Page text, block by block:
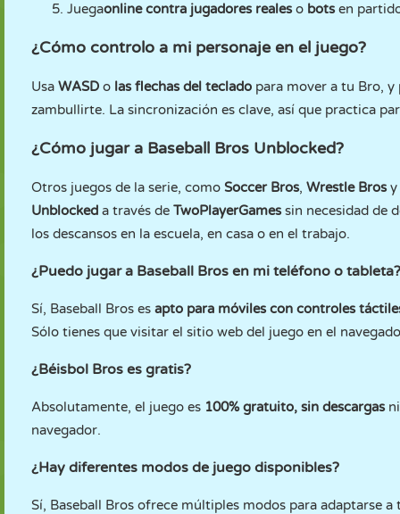
Juegaonline contra jugadores realeso botsen
¿Cómo controlo a mi personaje en el juego?
Usa WASD o las flechas del teclado para mover a tu Bro,
zambullirte. La sincronización es clave, así que practica
¿Cómo jugar a Baseball Bros Unblocked?
Otros juegos de la serie, como Soccer Bros, Wrestle Brosy
Unblocked a través de TwoPlayerGamessin necesidad de
los descansos en la escuela, en casa o en el trabajo.
¿Puedo jugar a Baseball Bros en mi teléfono o tableta?
Sí, Baseball Bros es apto para móviles con controles
Sólo tienes que visitar el sitio web del juego en el
¿Béisbol Bros es gratis?
Absolutamente, el juego es 100% gratuito, sin descargas
navegador.
¿Hay diferentes modos de juego disponibles?
Sí, Baseball Bros ofrece múltiples modos para adaptarse a